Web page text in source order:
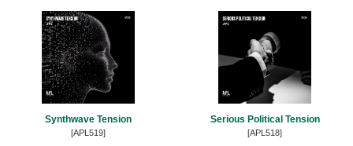
Synthwave Tension
[APL519]
Serious Political Tension
[APL518]